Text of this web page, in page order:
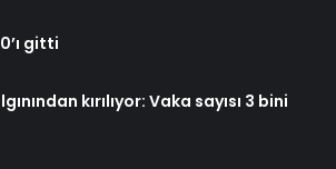
gitti
kırılıyor: Vaka sayısı 3 bini